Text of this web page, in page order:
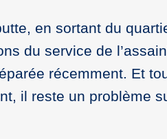
en sortant du
du service de
récemment. Et
il reste un problème